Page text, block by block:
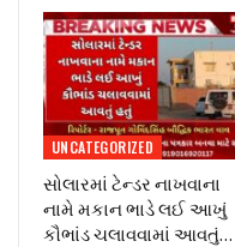
UNCATEGORIZED
સોલારમાં ટેન્ડર નાખવાના
નામે મકાન ભાડે લઈ આખું
કૌભાંડ ચલાવવામાં આવતું…